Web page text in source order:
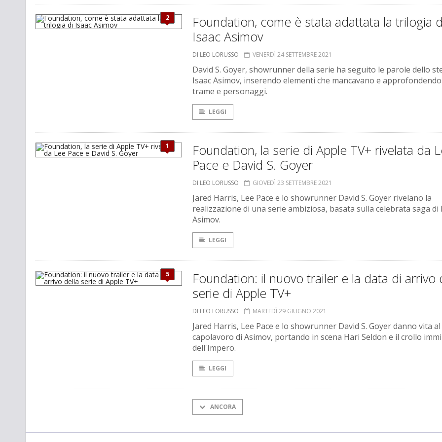
2
Foundation, come è stata adattata la trilogia
Isaac Asimov
DI LEO LORUSSO VENERDÌ 24 SETTEMBRE 2021
David S. Goyer, showrunner della serie ha seguito le parole dello
Isaac Asimov, inserendo elementi che mancavano e approfondendo
trame e personaggi.
LEGGI
1
Foundation, la serie di Apple TV+ rivelata da
Pace e David S. Goyer
DI LEO LORUSSO GIOVEDÌ 23 SETTEMBRE 2021
Jared Harris, Lee Pace e lo showrunner David S. Goyer rivelano la
realizzazione di una serie ambiziosa, basata sulla celebrata saga di
Asimov.
LEGGI
5
Foundation: il nuovo trailer e la data di arrivo
serie di Apple TV+
DI LEO LORUSSO MARTEDÌ 29 GIUGNO 2021
Jared Harris, Lee Pace e lo showrunner David S. Goyer danno vita al
capolavoro di Asimov, portando in scena Hari Seldon e il crollo
dell'Impero.
LEGGI
ANCORA